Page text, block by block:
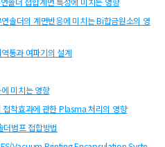
솔더의 계면반응에 미치는 Bi합금원소의 영
통과 여파기의 설계
미치는 영향
착효과에 관한 Plasma 처리의 영향
범프 접합방법